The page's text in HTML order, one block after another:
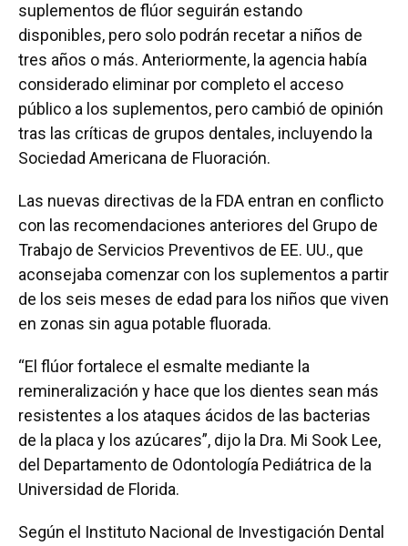
suplementos de flúor seguirán estando
disponibles, pero solo podrán recetar a niños de
tres años o más. Anteriormente, la agencia había
considerado eliminar por completo el acceso
público a los suplementos, pero cambió de opinión
tras las críticas de grupos dentales, incluyendo la
Sociedad Americana de Fluoración.
Las nuevas directivas de la FDA entran en conflicto
con las recomendaciones anteriores del Grupo de
Trabajo de Servicios Preventivos de EE. UU., que
aconsejaba comenzar con los suplementos a partir
de los seis meses de edad para los niños que viven
en zonas sin agua potable fluorada.
“El flúor fortalece el esmalte mediante la
remineralización y hace que los dientes sean más
resistentes a los ataques ácidos de las bacterias
de la placa y los azúcares”, dijo la Dra. Mi Sook Lee,
del Departamento de Odontología Pediátrica de la
Universidad de Florida.
Según el Instituto Nacional de Investigación Dental